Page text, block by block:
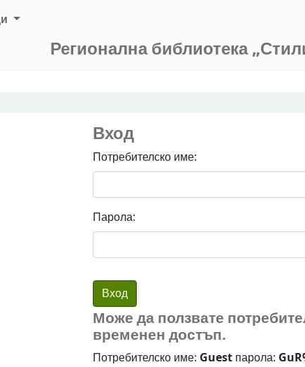
„Стилиян Чилингиров”
Регионална библиотека
Вход
Потребителско име:
Парола:
Може да ползвате
временен достъп.
Потребителско име: Guest парола: